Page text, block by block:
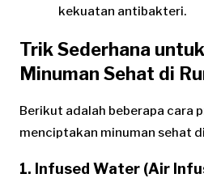
kekuatan antibakteri.
Trik Sederhana
Minuman Sehat di
Berikut adalah beberapa cara
menciptakan minuman sehat
1. Infused Water (Air